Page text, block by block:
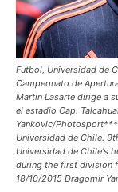
Futbol, Universidad de
Campeonato de
Martin Lasarte dirige a
el estadio Cap.
Yankovic/
Universidad de Chile.
Universidad de Chile's
during the first division
18/10/2015 Dragomir